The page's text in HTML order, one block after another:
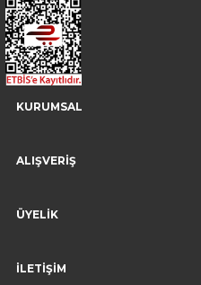
KURUMSAL
ALIŞVERİŞ
ÜYELİK
İLETİŞİM